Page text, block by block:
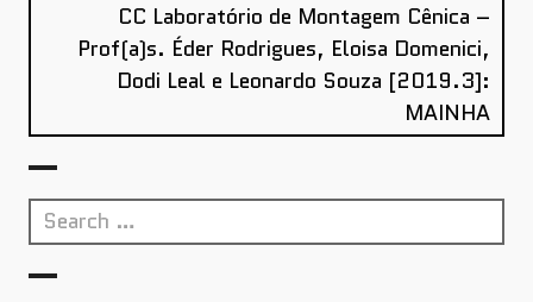
CC Laboratório de Montagem Cênica –
Prof(a)s. Éder Rodrigues, Eloisa Domenici,
Dodi Leal e Leonardo Souza [2019.3]:
MAINHA
Search
for: